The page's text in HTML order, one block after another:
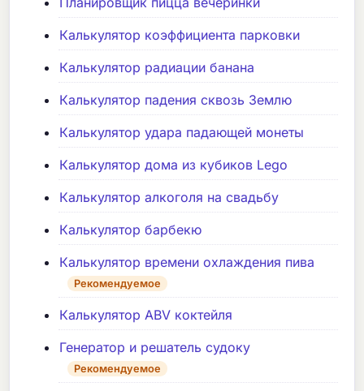
Калькулятор коэффициента парковки
Калькулятор радиации банана
Калькулятор падения сквозь Землю
Калькулятор удара падающей монеты
Калькулятор дома из кубиков Lego
Калькулятор алкоголя на свадьбу
Калькулятор барбекю
Калькулятор времени охлаждения пива
Рекомендуемое
Калькулятор ABV коктейля
Генератор и решатель судоку
Рекомендуемое